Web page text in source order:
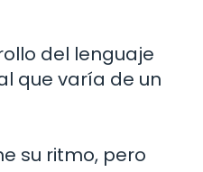
del lenguaje
que varía de un
su ritmo, pero